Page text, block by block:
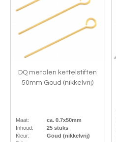
DQ metalen kettelstiften
50mm Goud (nikkelvrij)
Maat:
ca. 0.7x50mm
Inhoud:
25 stuks
Kleur:
Goud (nikkelvrij)